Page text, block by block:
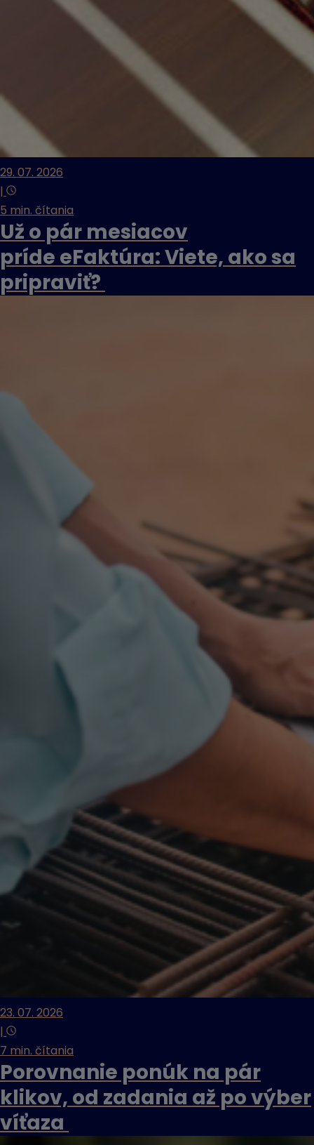
29. 07. 2026
|
5 min. čítania
Už o pár mesiacov
príde eFaktúra: Viete, ako sa
pripraviť?
23. 07. 2026
|
7 min. čítania
Porovnanie ponúk na pár
klikov, od zadania až po výber
víťaza